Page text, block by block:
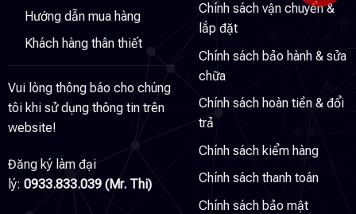
Hướng dẫn mua hàng
Khách hàng thân thiết
Vui lòng thông báo cho chúng
tôi khi sử dụng thông tin trên
website!
Đăng ký làm đại
lý: 0933.833.039 (Mr. Thi)
Chính sách vận chuyển &
lắp đặt
Chính sách bảo hành & sửa
chữa
Chính sách hoàn tiền & đổi
trả
Chính sách kiểm hàng
Chính sách thanh toán
Chính sách bảo mật